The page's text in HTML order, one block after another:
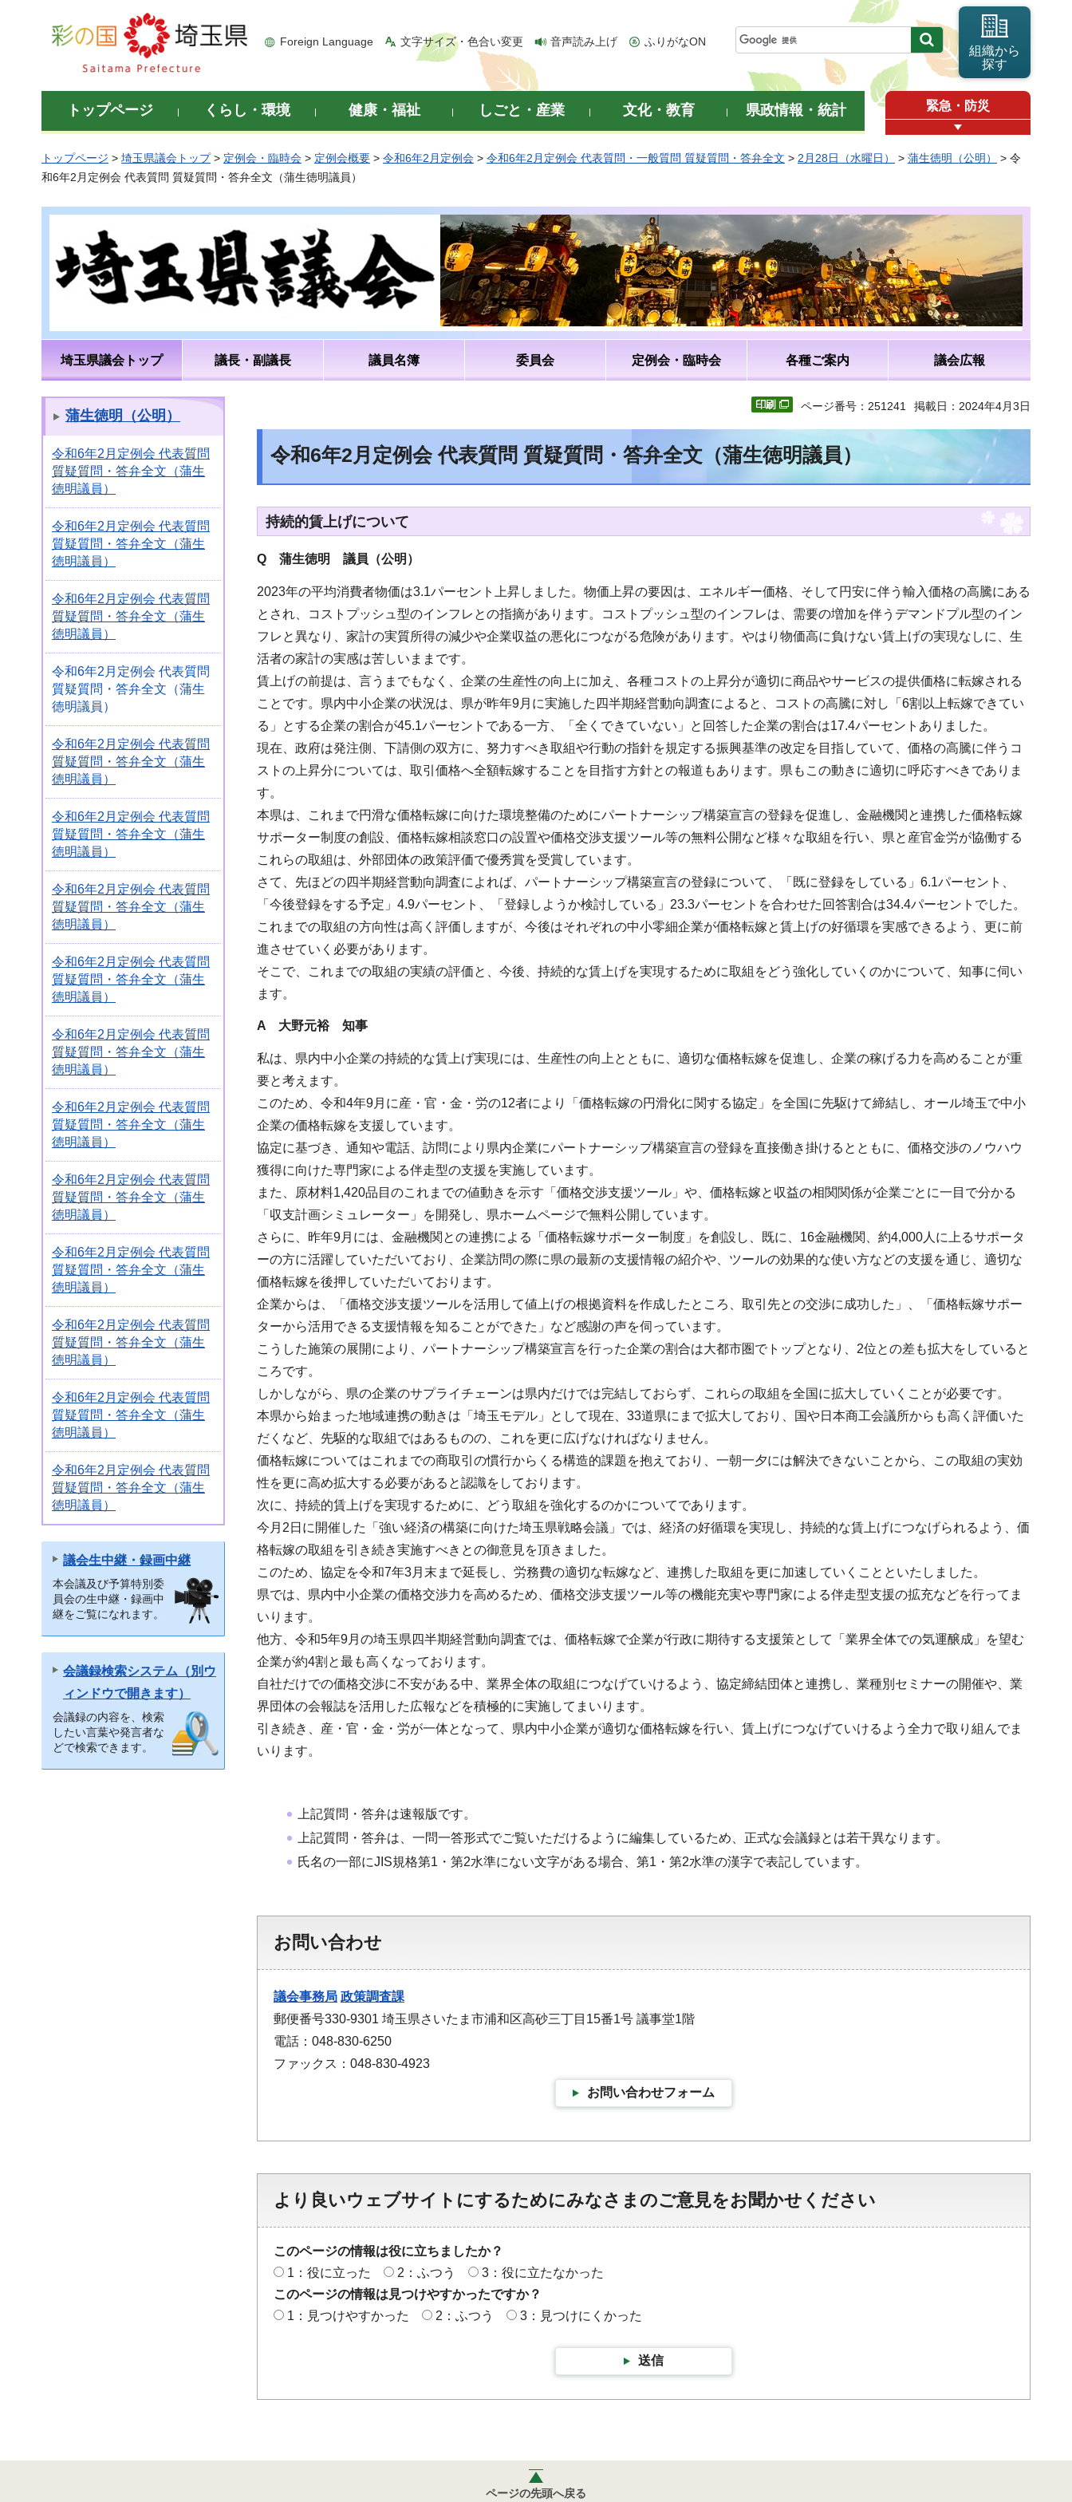
彩の国 埼玉県
Foreign Language 文字サイズ・色合い変更 音声読み上げ ふりがなON
組織から
探す
トップページ くらし・環境 健康・福祉 しごと・産業 文化・教育 県政情報・統計 緊急・防災
トップページ > 埼玉県議会トップ> 定例会・臨時会 > 定例会概要 > 令和6年2月定例会 > 令和6年2月定例会 代表質問・一般質問 質疑質問・答弁全文 > 2月28日（水曜日） > 蒲生徳明（公明）
> 令
和6年2月定例会 代表質問 質疑質問・答弁全文（蒲生徳明議員）
埼玉県議会トップ 議長・副議長 議員名簿 委員会 定例会・臨時会 各種ご案内 議会広報
蒲生徳明（公明）
令和6年2月定例会 代表質問
質疑質問・答弁全文（蒲生
徳明議員）
令和6年2月定例会 代表質問
質疑質問・答弁全文（蒲生
徳明議員）
令和6年2月定例会 代表質問
質疑質問・答弁全文（蒲生
徳明議員）
令和6年2月定例会 代表質問
質疑質問・答弁全文（蒲生
徳明議員）
令和6年2月定例会 代表質問
質疑質問・答弁全文（蒲生
徳明議員）
令和6年2月定例会 代表質問
質疑質問・答弁全文（蒲生
徳明議員）
令和6年2月定例会 代表質問
質疑質問・答弁全文（蒲生
徳明議員）
令和6年2月定例会 代表質問
質疑質問・答弁全文（蒲生
徳明議員）
令和6年2月定例会 代表質問
質疑質問・答弁全文（蒲生
徳明議員）
令和6年2月定例会 代表質問
質疑質問・答弁全文（蒲生
徳明議員）
令和6年2月定例会 代表質問
質疑質問・答弁全文（蒲生
徳明議員）
令和6年2月定例会 代表質問
質疑質問・答弁全文（蒲生
徳明議員）
令和6年2月定例会 代表質問
質疑質問・答弁全文（蒲生
徳明議員）
令和6年2月定例会 代表質問
質疑質問・答弁全文（蒲生
徳明議員）
令和6年2月定例会 代表質問
質疑質問・答弁全文（蒲生
徳明議員）
議会生中継・録画中継
本会議及び予算特別委
員会の生中継・録画中
継をご覧になれます。
会議録検索システム（別ウ
ィンドウで開きます）
会議録の内容を、検索
したい言葉や発言者な
どで検索できます。
ページ番号：251241 掲載日：2024年4月3日
令和6年2月定例会 代表質問 質疑質問・答弁全文（蒲生徳明議員）
持続的賃上げについて
Q 蒲生徳明 議員（公明）
2023年の平均消費者物価は3.1パーセント上昇しました。物価上昇の要因は、エネルギー価格、そして円安に伴う輸入価格の高騰にある
とされ、コストプッシュ型のインフレとの指摘があります。コストプッシュ型のインフレは、需要の増加を伴うデマンドプル型のイン
フレと異なり、家計の実質所得の減少や企業収益の悪化につながる危険があります。やはり物価高に負けない賃上げの実現なしに、生
活者の家計の実感は苦しいままです。
賃上げの前提は、言うまでもなく、企業の生産性の向上に加え、各種コストの上昇分が適切に商品やサービスの提供価格に転嫁される
ことです。県内中小企業の状況は、県が昨年9月に実施した四半期経営動向調査によると、コストの高騰に対し「6割以上転嫁できてい
る」とする企業の割合が45.1パーセントである一方、「全くできていない」と回答した企業の割合は17.4パーセントありました。
現在、政府は発注側、下請側の双方に、努力すべき取組や行動の指針を規定する振興基準の改定を目指していて、価格の高騰に伴うコ
ストの上昇分については、取引価格へ全額転嫁することを目指す方針との報道もあります。県もこの動きに適切に呼応すべきでありま
す。
本県は、これまで円滑な価格転嫁に向けた環境整備のためにパートナーシップ構築宣言の登録を促進し、金融機関と連携した価格転嫁
サポーター制度の創設、価格転嫁相談窓口の設置や価格交渉支援ツール等の無料公開など様々な取組を行い、県と産官金労が協働する
これらの取組は、外部団体の政策評価で優秀賞を受賞しています。
さて、先ほどの四半期経営動向調査によれば、パートナーシップ構築宣言の登録について、「既に登録をしている」6.1パーセント、
「今後登録をする予定」4.9パーセント、「登録しようか検討している」23.3パーセントを合わせた回答割合は34.4パーセントでした。
これまでの取組の方向性は高く評価しますが、今後はそれぞれの中小零細企業が価格転嫁と賃上げの好循環を実感できるよう、更に前
進させていく必要があります。
そこで、これまでの取組の実績の評価と、今後、持続的な賃上げを実現するために取組をどう強化していくのかについて、知事に伺い
ます。
A 大野元裕 知事
私は、県内中小企業の持続的な賃上げ実現には、生産性の向上とともに、適切な価格転嫁を促進し、企業の稼げる力を高めることが重
要と考えます。
このため、令和4年9月に産・官・金・労の12者により「価格転嫁の円滑化に関する協定」を全国に先駆けて締結し、オール埼玉で中小
企業の価格転嫁を支援しています。
協定に基づき、通知や電話、訪問により県内企業にパートナーシップ構築宣言の登録を直接働き掛けるとともに、価格交渉のノウハウ
獲得に向けた専門家による伴走型の支援を実施しています。
また、原材料1,420品目のこれまでの値動きを示す「価格交渉支援ツール」や、価格転嫁と収益の相関関係が企業ごとに一目で分かる
「収支計画シミュレーター」を開発し、県ホームページで無料公開しています。
さらに、昨年9月には、金融機関との連携による「価格転嫁サポーター制度」を創設し、既に、16金融機関、約4,000人に上るサポータ
ーの方に活躍していただいており、企業訪問の際に県の最新の支援情報の紹介や、ツールの効果的な使い方などの支援を通じ、適切な
価格転嫁を後押していただいております。
企業からは、「価格交渉支援ツールを活用して値上げの根拠資料を作成したところ、取引先との交渉に成功した」、「価格転嫁サポー
ターから活用できる支援情報を知ることができた」など感謝の声を伺っています。
こうした施策の展開により、パートナーシップ構築宣言を行った企業の割合は大都市圏でトップとなり、2位との差も拡大をしていると
ころです。
しかしながら、県の企業のサプライチェーンは県内だけでは完結しておらず、これらの取組を全国に拡大していくことが必要です。
本県から始まった地域連携の動きは「埼玉モデル」として現在、33道県にまで拡大しており、国や日本商工会議所からも高く評価いた
だくなど、先駆的な取組ではあるものの、これを更に広げなければなりません。
価格転嫁についてはこれまでの商取引の慣行からくる構造的課題を抱えており、一朝一夕には解決できないことから、この取組の実効
性を更に高め拡大する必要があると認識をしております。
次に、持続的賃上げを実現するために、どう取組を強化するのかについてであります。
今月2日に開催した「強い経済の構築に向けた埼玉県戦略会議」では、経済の好循環を実現し、持続的な賃上げにつなげられるよう、価
格転嫁の取組を引き続き実施すべきとの御意見を頂きました。
このため、協定を令和7年3月末まで延長し、労務費の適切な転嫁など、連携した取組を更に加速していくことといたしました。
県では、県内中小企業の価格交渉力を高めるため、価格交渉支援ツール等の機能充実や専門家による伴走型支援の拡充などを行ってま
いります。
他方、令和5年9月の埼玉県四半期経営動向調査では、価格転嫁で企業が行政に期待する支援策として「業界全体での気運醸成」を望む
企業が約4割と最も高くなっております。
自社だけでの価格交渉に不安がある中、業界全体の取組につなげていけるよう、協定締結団体と連携し、業種別セミナーの開催や、業
界団体の会報誌を活用した広報などを積極的に実施してまいります。
引き続き、産・官・金・労が一体となって、県内中小企業が適切な価格転嫁を行い、賃上げにつなげていけるよう全力で取り組んでま
いります。
上記質問・答弁は速報版です。
上記質問・答弁は、一問一答形式でご覧いただけるように編集しているため、正式な会議録とは若干異なります。
氏名の一部にJIS規格第1・第2水準にない文字がある場合、第1・第2水準の漢字で表記しています。
お問い合わせ
議会事務局 政策調査課
郵便番号330-9301 埼玉県さいたま市浦和区高砂三丁目15番1号 議事堂1階
電話：048-830-6250
ファックス：048-830-4923
お問い合わせフォーム
より良いウェブサイトにするためにみなさまのご意見をお聞かせください
このページの情報は役に立ちましたか？
1：役に立った
2：ふつう
3：役に立たなかった
このページの情報は見つけやすかったですか？
1：見つけやすかった
2：ふつう 3：見つけにくかった
送信
ページの先頭へ戻る